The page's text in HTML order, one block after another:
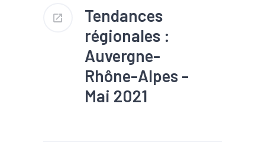
Tendances
régionales :
Auvergne-
Rhône-Alpes -
Mai 2021